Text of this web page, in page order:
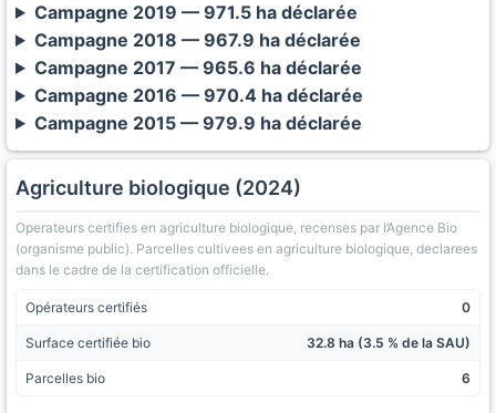
Campagne 2019 — 971.5 ha déclarée
Campagne 2018 — 967.9 ha déclarée
Campagne 2017 — 965.6 ha déclarée
Campagne 2016 — 970.4 ha déclarée
Campagne 2015 — 979.9 ha déclarée
Agriculture biologique (2024)
Operateurs certifies en agriculture biologique, recenses par l’Agence Bio
(organisme public). Parcelles cultivees en agriculture biologique, declarees
dans le cadre de la certification officielle.
Opérateurs certifiés 0
Surface certifiée bio 32.8 ha (3.5 % de la SAU)
Parcelles bio 6